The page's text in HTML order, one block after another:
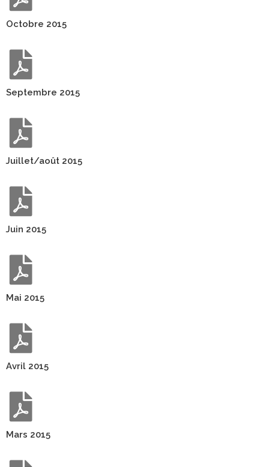
Octobre 2015
Septembre 2015
Juillet/août 2015
Juin 2015
Mai 2015
Avril 2015
Mars 2015